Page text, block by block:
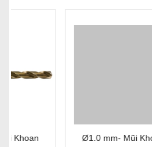
Ø1.0 mm- Mũi Khoan